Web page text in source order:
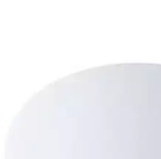
Aufbauleuchte Barrel